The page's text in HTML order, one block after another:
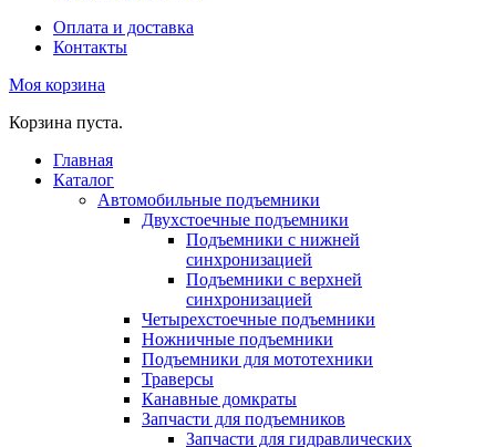
Оплата и доставка
Контакты
Моя корзина
Корзина пуста.
Главная
Каталог
Автомобильные подъемники
Двухстоечные подъемники
Подъемники с нижней
синхронизацией
Подъемники с верхней
синхронизацией
Четырехстоечные подъемники
Ножничные подъемники
Подъемники для мототехники
Траверсы
Канавные домкраты
Запчасти для подъемников
Запчасти для гидравлических